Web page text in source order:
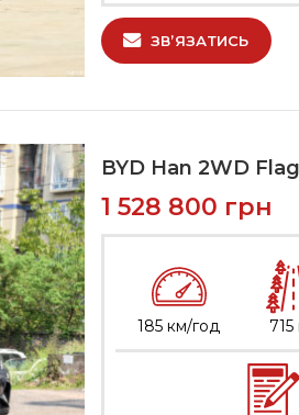
ЗВ’ЯЗАТИСЬ
BYD Han 2WD
1 528 800 грн
185 км/год 715